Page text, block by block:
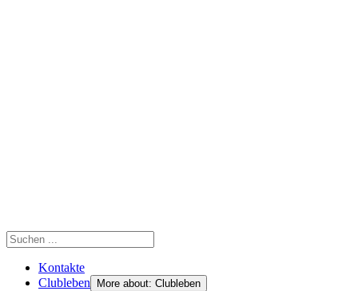
Kontakte
Clubleben
More about: Clubleben